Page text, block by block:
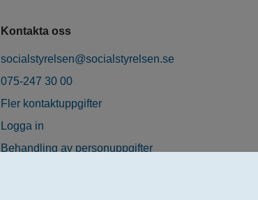
Kontakta oss
socialstyrelsen@socialstyrelsen.se
075-247 30 00
Fler kontaktuppgifter
Logga in
Behandling av personuppgifter